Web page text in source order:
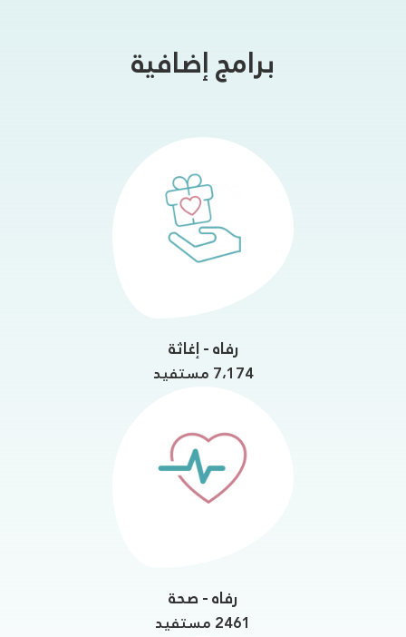
برامج إضافية
رفاه - إغاثة
7،174 مستفيد
رفاه - صحة
2461 مستفيد